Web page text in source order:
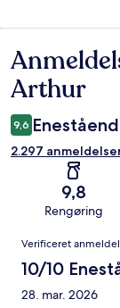
Arthur
9,6
2.297
9,8
Rengøring
Verificeret
10/10
28. mar. 2026